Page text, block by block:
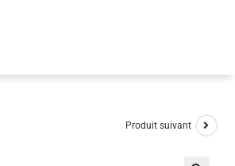
Produit suivant